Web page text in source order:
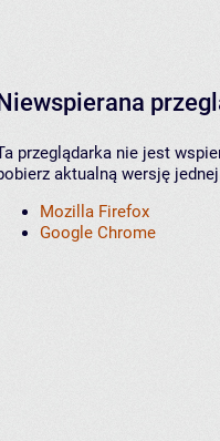
przeglądarka nie jest
aktualną wersję
Mozilla Firefox
Google Chrome